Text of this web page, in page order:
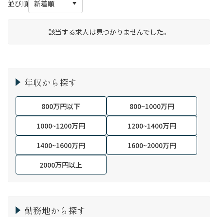
並び順
該当する求人は見つかりませんでした。
年収から探す
800万円以下
800~1000万円
1000~1200万円
1200~1400万円
1400~1600万円
1600~2000万円
2000万円以上
勤務地から探す